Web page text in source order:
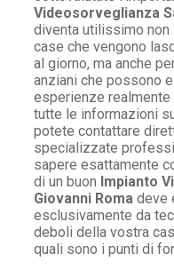
Videosorveglianza
diventa utilissimo non
case che vengono
al giorno, ma anche
anziani che possono
esperienze
tutte le informazioni
potete contattare
specializzate
sapere esattamente
di un buon Impianto
Giovanni Roma deve
esclusivamente da
deboli della vostra
quali sono i punti di